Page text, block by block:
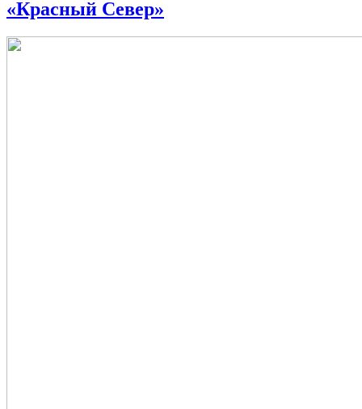
«Красный Север»